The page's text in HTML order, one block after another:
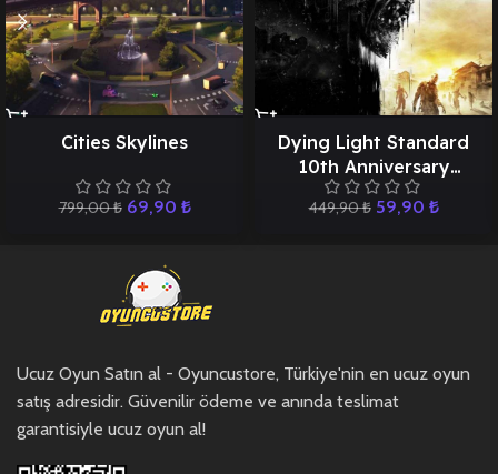
Cities Skylines
799,00₺ 69,90 ₺
Dying Light Standard
10th Anniversary
Edition
449,90₺ 59,90 ₺
Ucuz Oyun Satın al - Oyuncustore, Türkiye'nin en ucuz oyun
satış adresidir. Güvenilir ödeme ve anında teslimat
garantisiyle ucuz oyun al!